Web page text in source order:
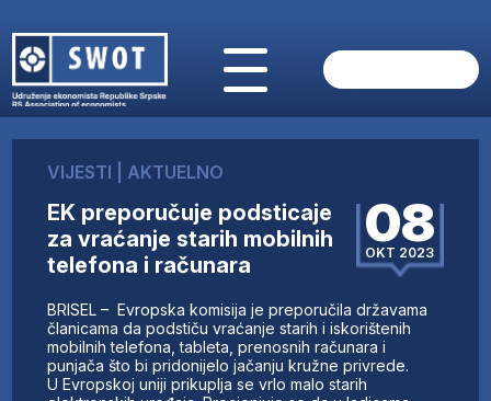
O NAMA
AKTUELNO
ANALIZE
KOMPANIJE
FINANSIJE
IZ STRANIH MEDIJA
AKTIVNOSTI
SWOT INTERVJU
VIJESTI AKTUELNO
EK preporučuje podsticaje
za vraćanje starih mobilnih
telefona i računara
08
OKT 2023
BRISEL – Evropska komisija je preporučila državama
članicama da podstiču vraćanje starih i iskorištenih
mobilnih telefona, tableta, prenosnih računara i
punjača što bi pridonijelo jačanju kružne privrede.
U Evropskoj uniji prikuplja se vrlo malo starih